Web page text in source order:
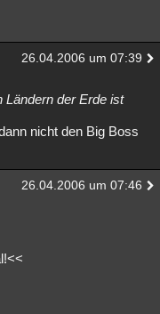
26.04.2006 um 07:39
Ländern der Erde ist
nicht den Big Boss
26.04.2006 um 07:46